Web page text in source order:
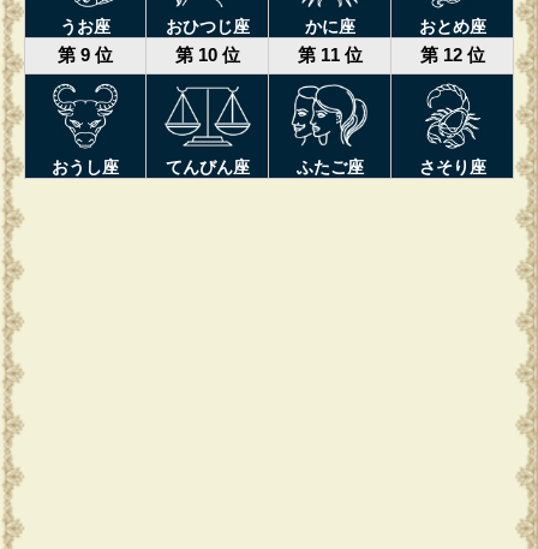
うお座 おひつじ座 かに座 おとめ座
第 9 位 第 10 位 第 11 位 第 12 位
おうし座 てんびん座 ふたご座 さそり座